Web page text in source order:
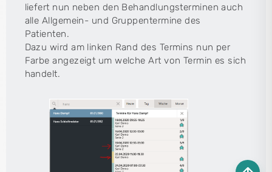
liefert nun neben den Behandlungsterminen auch
alle Allgemein- und Gruppentermine des
Patienten.
Dazu wird am linken Rand des Termins nun per
Farbe angezeigt um welche Art von Termin es sich
handelt.